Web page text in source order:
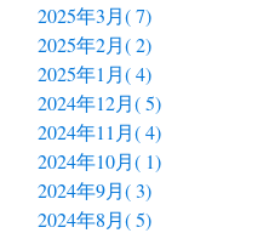
2025年3月( 7)
2025年2月( 2)
2025年1月( 4)
2024年12月( 5)
2024年11月( 4)
2024年10月( 1)
2024年9月( 3)
2024年8月( 5)